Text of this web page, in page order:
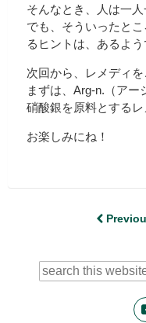
そんなとき、人は一
でも、そういったと
るヒントは、あるよう
次回から、レメディを
まずは、Arg-n.（アー
硝酸銀を原料とするレ
お楽しみにね！